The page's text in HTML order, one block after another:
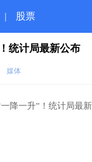
| 股票
统计局最新公布
媒体
一降一升”！统计局最新